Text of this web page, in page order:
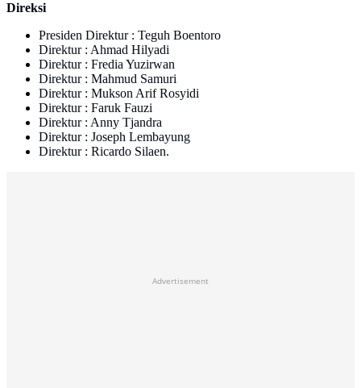
Direksi
Presiden Direktur : Teguh Boentoro
Direktur : Ahmad Hilyadi
Direktur : Fredia Yuzirwan
Direktur : Mahmud Samuri
Direktur : Mukson Arif Rosyidi
Direktur : Faruk Fauzi
Direktur : Anny Tjandra
Direktur : Joseph Lembayung
Direktur : Ricardo Silaen.
Advertisement